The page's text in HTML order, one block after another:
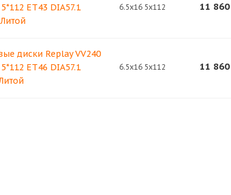
ET43 DIA57.1
6.5x16 5x112 11 860
диски Replay VV240
ET46 DIA57.1
6.5x16 5x112 11 860